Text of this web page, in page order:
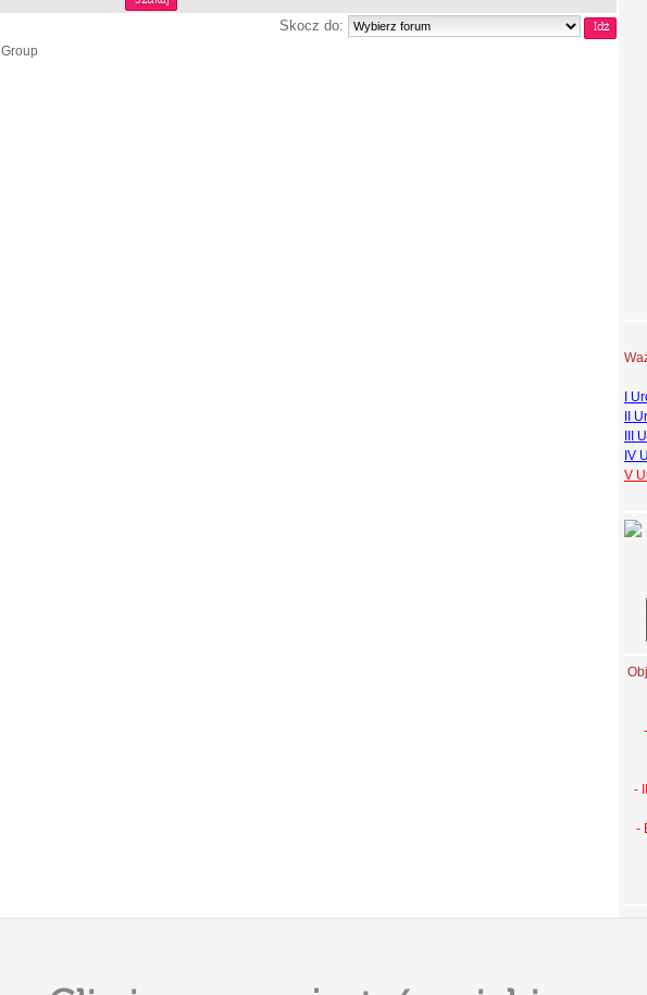
Skocz do:
I
II
III
IV
V
-
-